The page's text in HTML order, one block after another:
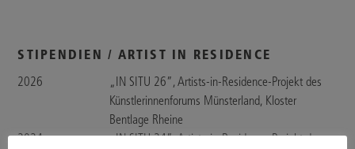
STIPENDIEN / ARTIST IN RESIDENCE
2026
„IN SITU 26”, Artists-in-Residence-Projekt des
Künstlerinnenforums Münsterland, Kloster
Bentlage Rheine
2024
„IN SITU 24”, Artists-in-Residence-Projekt des